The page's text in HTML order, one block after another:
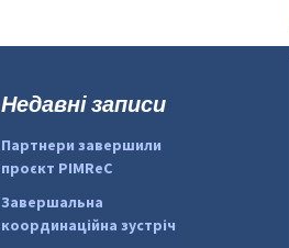
Недавні записи
Партнери завершили
проєкт PIMReC
Завершальна
координаційна зустріч